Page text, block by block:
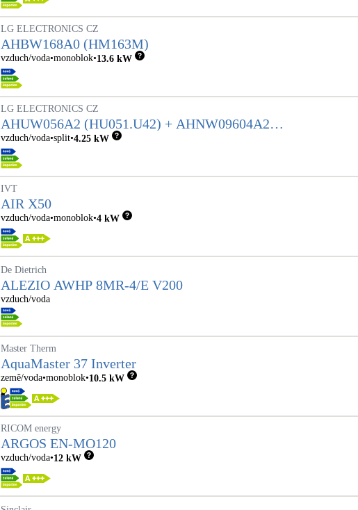
LG ELECTRONICS CZ
AHBW168A0 (HM163M)
vzduch/voda monoblok 13.6 kW
LG ELECTRONICS CZ
AHUW056A2 (HU051.U42) + AHNW09604A2
(HN0914.NK2)
vzduch/voda split 4.25 kW
IVT
AIR X50
vzduch/voda monoblok 4 kW
De Dietrich
ALEZIO AWHP 8MR-4/E V200
vzduch/voda
Master Therm
AquaMaster 37 Inverter
země/voda monoblok 10.5 kW
RICOM energy
ARGOS EN-MO120
vzduch/voda 12 kW